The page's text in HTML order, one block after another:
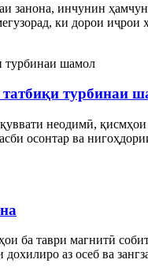
занона, инчунин
ки дорои иҷрои
турбинаи
неодимӣ,
осонтар ва
ба таври магнитӣ
аз осеб ва